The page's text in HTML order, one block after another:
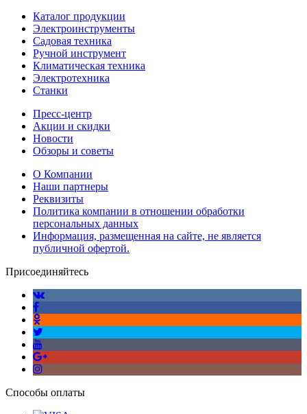
Каталог продукции
Электроинструменты
Садовая техника
Ручной инструмент
Климатическая техника
Электротехника
Станки
Пресс-центр
Акции и скидки
Новости
Обзоры и советы
О Компании
Наши партнеры
Реквизиты
Политика компании в отношении обработки
персональных данных
Информация, размещенная на сайте, не является
публичной офертой.
Присоединяйтесь
Способы оплаты